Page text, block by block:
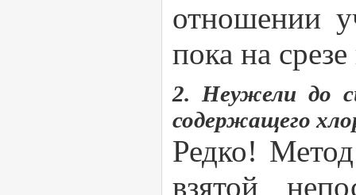
отношении
пока на
2. Неужели до
содержащего
Редко!
взятой